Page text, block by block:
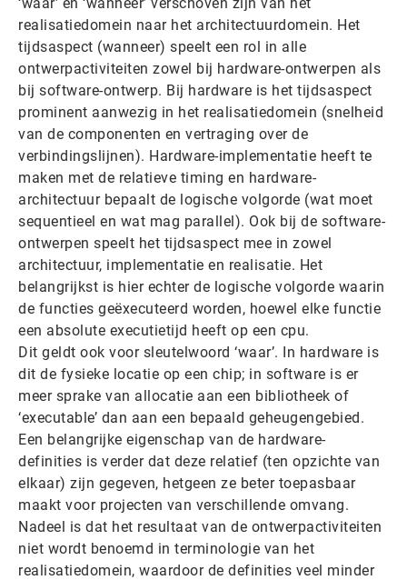
realisatiedomein naar het architectuurdomein. Het
tijdsaspect (wanneer) speelt een rol in alle
ontwerpactiviteiten zowel bij hardware-ontwerpen als
bij software-ontwerp. Bij hardware is het tijdsaspect
prominent aanwezig in het realisatiedomein (snelheid
van de componenten en vertraging over de
verbindingslijnen). Hardware-implementatie heeft te
maken met de relatieve timing en hardware-
architectuur bepaalt de logische volgorde (wat moet
sequentieel en wat mag parallel). Ook bij de software-
ontwerpen speelt het tijdsaspect mee in zowel
architectuur, implementatie en realisatie. Het
belangrijkst is hier echter de logische volgorde waarin
de functies geëxecuteerd worden, hoewel elke functie
een absolute executietijd heeft op een cpu.
Dit geldt ook voor sleutelwoord ‘waar’. In hardware is
dit de fysieke locatie op een chip; in software is er
meer sprake van allocatie aan een bibliotheek of
‘executable’ dan aan een bepaald geheugengebied.
Een belangrijke eigenschap van de hardware-
definities is verder dat deze relatief (ten opzichte van
elkaar) zijn gegeven, hetgeen ze beter toepasbaar
maakt voor projecten van verschillende omvang.
Nadeel is dat het resultaat van de ontwerpactiviteiten
niet wordt benoemd in terminologie van het
realisatiedomein, waardoor de definities veel minder